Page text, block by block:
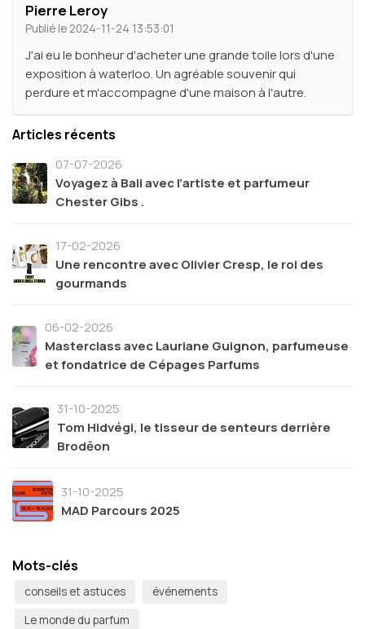
Pierre Leroy
Publié le 2024-11-24 13:53:01
J'ai eu le bonheur d'acheter une grande toile lors d'une
exposition à waterloo. Un agréable souvenir qui
perdure et m'accompagne d'une maison à l'autre.
Articles récents
07-07-2026
Voyagez à Bali avec l’artiste et parfumeur
Chester Gibs .
17-02-2026
Une rencontre avec Olivier Cresp, le roi des
gourmands
06-02-2026
Masterclass avec Lauriane Guignon, parfumeuse
et fondatrice de Cépages Parfums
31-10-2025
Tom Hidvégi, le tisseur de senteurs derrière
Brodēon
31-10-2025
MAD Parcours 2025
Mots-clés
conseils et astuces
événements
Le monde du parfum